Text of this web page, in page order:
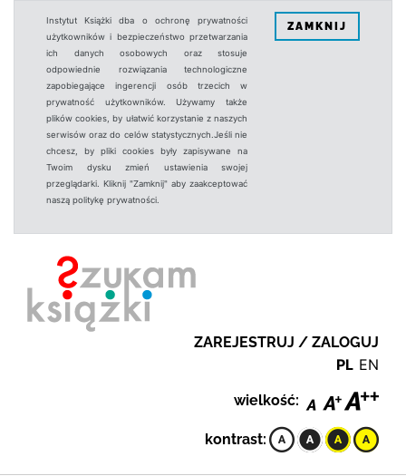
Instytut Książki dba o ochronę prywatności
użytkowników i bezpieczeństwo przetwarzania
ich danych osobowych oraz stosuje
odpowiednie rozwiązania technologiczne
zapobiegające ingerencji osób trzecich w
prywatność użytkowników. Używamy także
plików cookies, by ułatwić korzystanie z naszych
serwisów oraz do celów statystycznych.Jeśli nie
chcesz, by pliki cookies były zapisywane na
Twoim dysku zmień ustawienia swojej
przeglądarki. Kliknij "Zamknij" aby zaakceptować
naszą politykę prywatności.
ZAMKNIJ
ZAREJESTRUJ / ZALOGUJ
PL EN
wielkość:
kontrast: